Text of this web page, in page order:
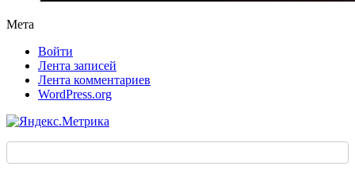
Мета
Войти
Лента записей
Лента комментариев
WordPress.org